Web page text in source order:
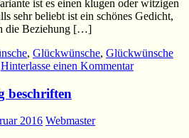
ist es einen klugen oder witzigen
sehr beliebt ist ein schönes Gedicht,
die Beziehung […]
, Glückwünsche, Glückwünsche
Hinterlasse einen Kommentar
beschriften
2016 Webmaster